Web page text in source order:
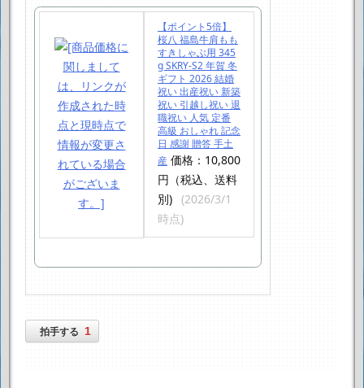
【ポイント5倍】
桜八 福島牛肩もも
すきしゃぶ用 345
g SKRY-S2 年賀 冬
ギフト 2026 結婚
祝い 出産祝い 新築
祝い 引越し祝い 退
職祝い 人気 定番
高級 おしゃれ 記念
日 感謝 贈答 手土
産 価格：10,800
円（税込、送料
別) (2026/3/1
時点)
拍手する 1